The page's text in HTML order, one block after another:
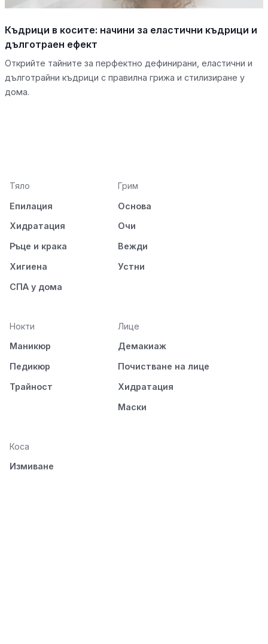
Къдрици в косите: начини за еластични къдрици и
дълготраен ефект
Открийте тайните за перфектно дефинирани, еластични и
дълготрайни къдрици с правилна грижа и стилизиране у
дома.
Тяло
Епилация
Хидратация
Ръце и крака
Хигиена
СПА у дома
Грим
Основа
Очи
Вежди
Устни
Нокти
Маникюр
Педикюр
Трайност
Лице
Демакиаж
Почистване на лице
Хидратация
Маски
Коса
Измиване